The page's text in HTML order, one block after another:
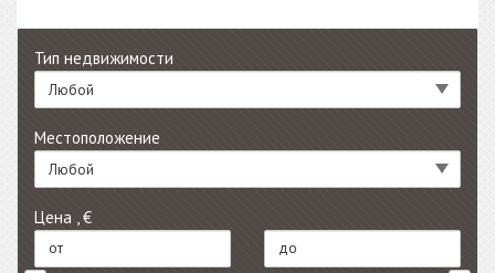
Тип недвижимости
Любой
Местоположение
Любой
Цена , €